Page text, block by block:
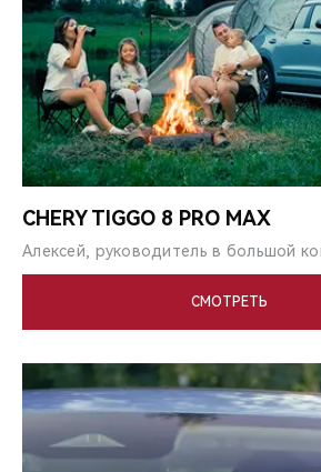
CHERY TIGGO 8 PRO MAX
Алексей, руководитель в большой
СМОТРЕТЬ